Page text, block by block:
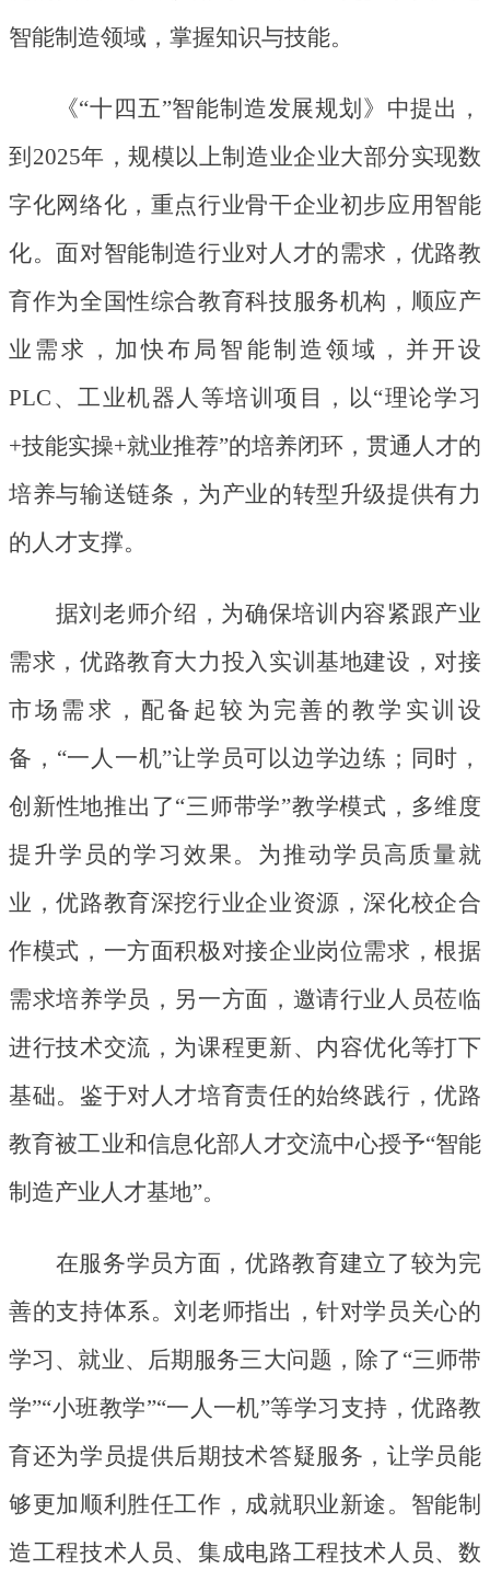
智能制造领域，掌握知识与技能。
《“十四五”智能制造发展规划》中提出，
到2025年，规模以上制造业企业大部分实现数
字化网络化，重点行业骨干企业初步应用智能
化。面对智能制造行业对人才的需求，优路教
育作为全国性综合教育科技服务机构，顺应产
业需求，加快布局智能制造领域，并开设
PLC、工业机器人等培训项目，以“理论学习
+技能实操+就业推荐”的培养闭环，贯通人才的
培养与输送链条，为产业的转型升级提供有力
的人才支撑。
据刘老师介绍，为确保培训内容紧跟产业
需求，优路教育大力投入实训基地建设，对接
市场需求，配备起较为完善的教学实训设
备， “一人一机”让学员可以边学边练；同时，
创新性地推出了“三师带学”教学模式，多维度
提升学员的学习效果。为推动学员高质量就
业，优路教育深挖行业企业资源，深化校企合
作模式，一方面积极对接企业岗位需求，根据
需求培养学员，另一方面，邀请行业人员莅临
进行技术交流，为课程更新、内容优化等打下
基础。鉴于对人才培育责任的始终践行，优路
教育被工业和信息化部人才交流中心授予“智能
制造产业人才基地”。
在服务学员方面，优路教育建立了较为完
善的支持体系。刘老师指出，针对学员关心的
学习、就业、后期服务三大问题，除了 “三师带
学”“小班教学”“一人一机”等学习支持，优路教
育还为学员提供后期技术答疑服务，让学员能
够更加顺利胜任工作，成就职业新途。智能制
造工程技术人员、集成电路工程技术人员、数